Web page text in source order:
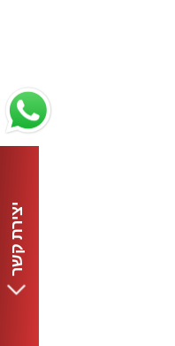
יצירת קשר